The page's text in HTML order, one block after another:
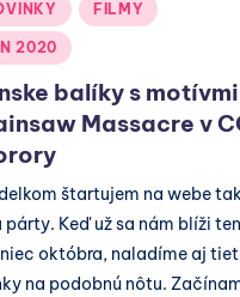
FILMY
2020
balíky s
Massacre v
štartujem na webe
párty. Keď už sa nám blíži ten
októbra, naladíme aj
na podobnú nôtu.